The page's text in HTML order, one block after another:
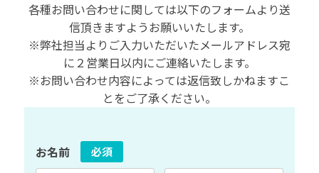
各種お問い合わせに関しては以下のフォームより送
信頂きますようお願いいたします。
※弊社担当よりご入力いただいたメールアドレス宛
に２営業日以内にご連絡いたします。
※お問い合わせ内容によっては返信致しかねますこ
とをご了承ください。
お名前 必須